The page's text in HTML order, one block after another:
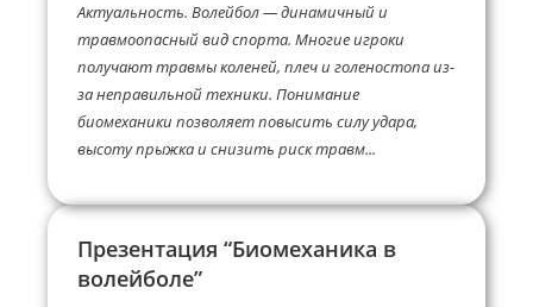
Актуальность. Волейбол — динамичный и
травмоопасный вид спорта. Многие игроки
получают травмы коленей, плеч и голеностопа из-
за неправильной техники. Понимание
биомеханики позволяет повысить силу удара,
высоту прыжка и снизить риск травм...
Презентация “Биомеханика в
волейболе”